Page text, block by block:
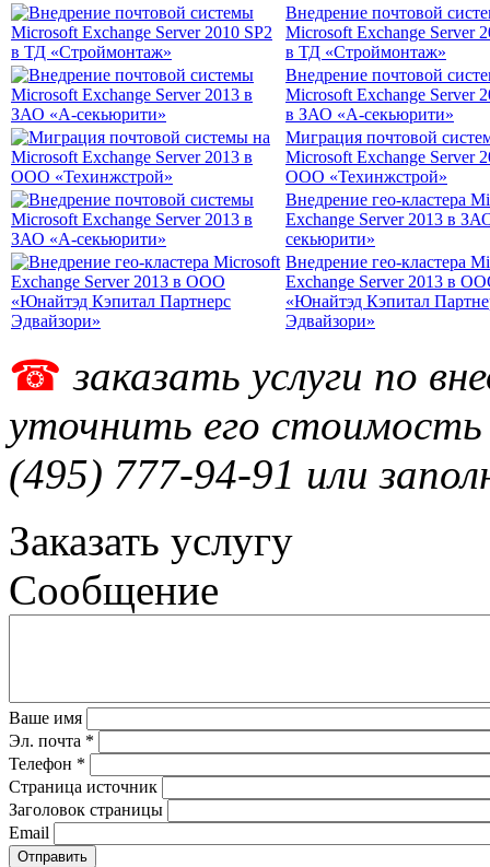
Внедрение почтовой
Microsoft Exchange Server
в ТД «Строймонтаж»
Внедрение почтовой
Microsoft Exchange Server
в ЗАО «А-секьюрити»
Миграция почтовой
Microsoft Exchange Server
ООО «Техинжстрой»
Внедрение гео-кластера
Exchange Server 2013 в
секьюрити»
Внедрение гео-кластера
Exchange Server 2013 в
«Юнайтэд Кэпитал
Эдвайзори»
☎ заказать услуги по
уточнить его
(495) 777-94-91 или
Заказать услугу
Сообщение
Ваше имя
Эл. почта *
Телефон *
Страница источник
Заголовок страницы
Email